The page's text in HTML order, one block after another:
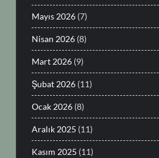
Mayıs 2026 (7)
Nisan 2026 (8)
Mart 2026 (9)
Şubat 2026 (11)
Ocak 2026 (8)
Aralık 2025 (11)
Kasım 2025 (11)